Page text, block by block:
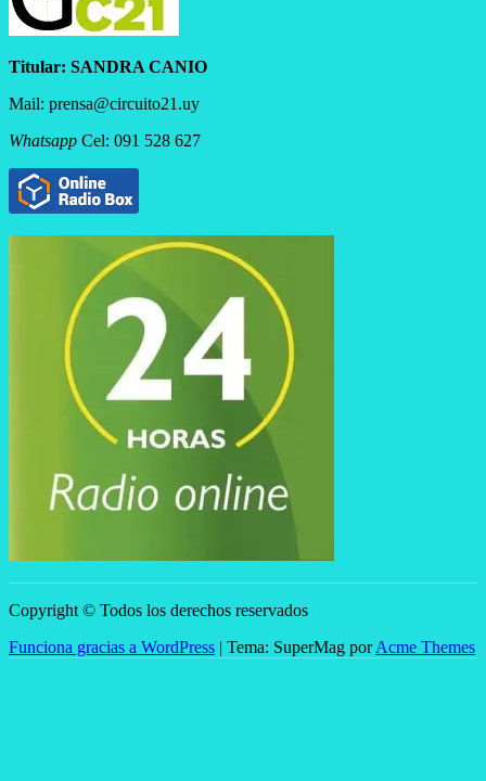
Titular: SANDRA CANIO
Mail: prensa@circuito21.uy
Whatsapp Cel: 091 528 627
Copyright © Todos los derechos reservados
Funciona gracias a WordPress | Tema: SuperMag porAcme Themes